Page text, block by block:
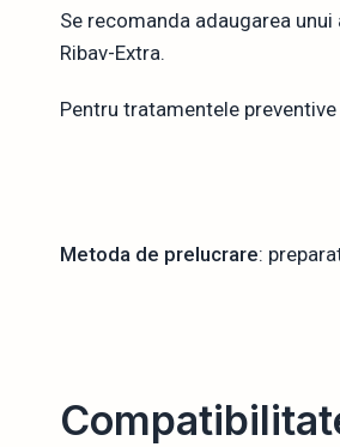
Se recomanda adaugarea
Ribav-Extra.
Pentru tratamentele
Metoda de prelucrare: